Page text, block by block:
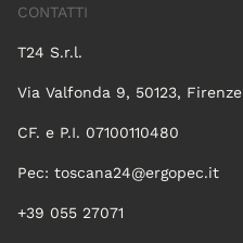
CONTATTI
T24 S.r.l.
Via Valfonda 9, 50123, Firenze
CF. e P.I. 07100110480
Pec: toscana24@ergopec.it
+39 055 27071